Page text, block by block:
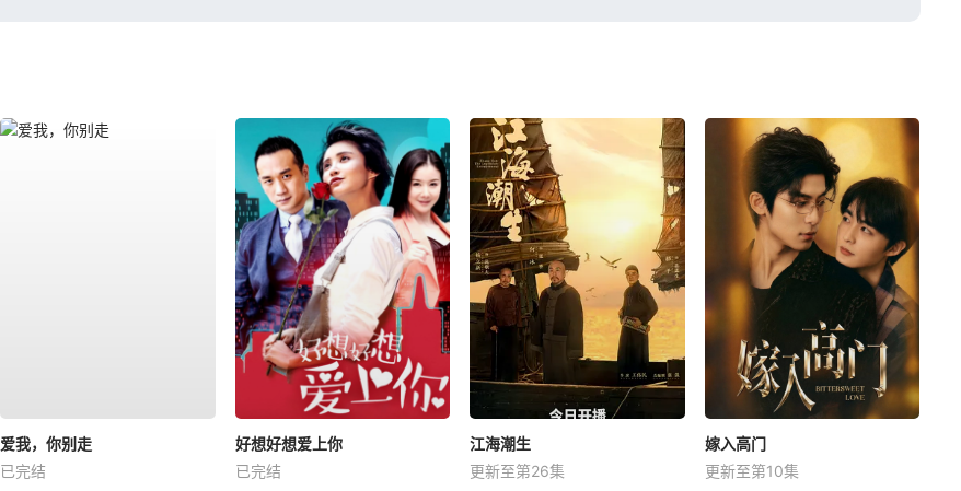
爱我，你别走
已完结
好想好想爱上你
已完结
江海潮生
更新至第26集
嫁入高门
更新至第10集